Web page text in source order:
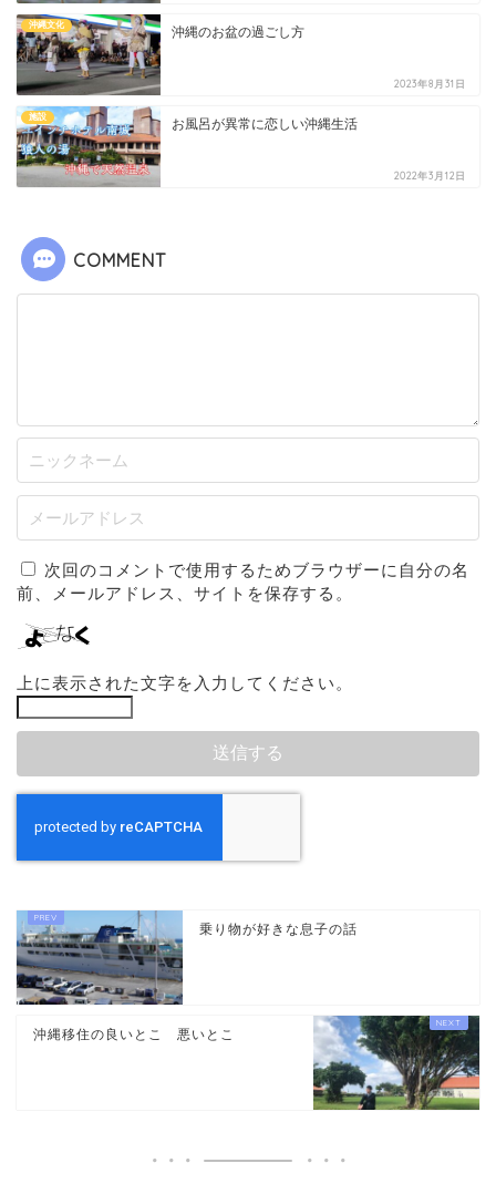
沖縄文化 沖縄のお盆の過ごし方
2023年8月31日
施設 お風呂が異常に恋しい沖縄生活
2022年3月12日
COMMENT
次回のコメントで使用するためブラウザーに自分の名
前、メールアドレス、サイトを保存する。
上に表示された文字を入力してください。
乗り物が好きな息子の話
沖縄移住の良いとこ 悪いとこ